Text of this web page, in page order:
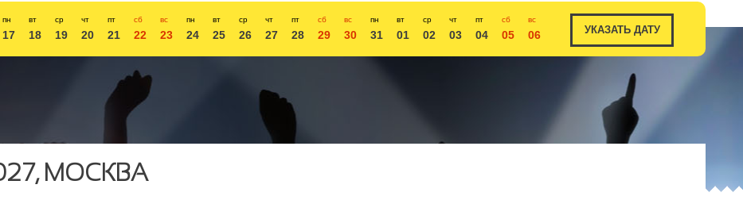
пн
17
вт
18
ср
19
чт
20
пт
21
сб
22
вс
23
пн
24
вт
25
ср
26
чт
27
пт
28
сб
29
вс
30
пн
31
вт
01
ср
02
чт
03
пт
04
сб
05
вс
06
МОСКВА